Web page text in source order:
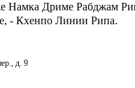
Намка Дриме Рабджам
- Кхенпо Линии Рипа.
д. 9